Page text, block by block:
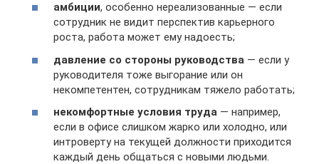
амбиции, особенно нереализованные — если
сотрудник не видит перспектив карьерного
роста, работа может ему надоесть;
давление со стороны руководства — если у
руководителя тоже выгорание или он
некомпетентен, сотрудникам тяжело работать;
некомфортные условия труда — например,
если в офисе слишком жарко или холодно, или
интроверту на текущей должности приходится
каждый день общаться с новыми людьми.